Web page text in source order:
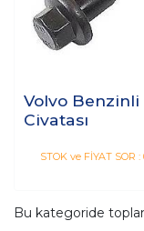
Volvo Benzinli
Civatası
STOK ve FİYAT SOR
Bu kategoride